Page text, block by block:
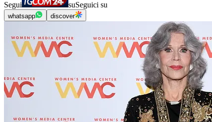
Segui suSeguici su
whatsapp discover